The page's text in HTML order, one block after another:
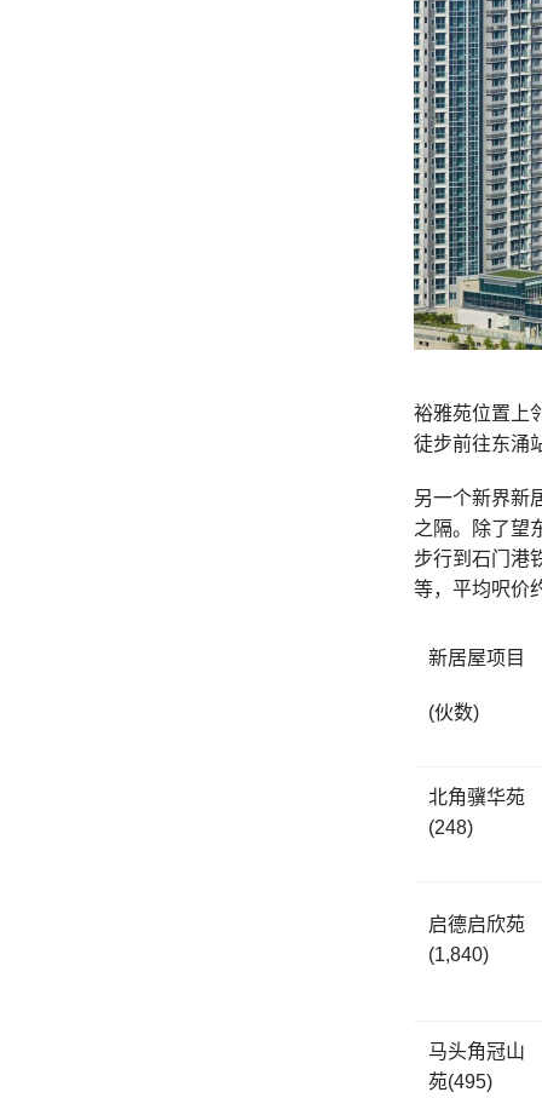
裕雅苑位置上
徒步前往东涌
另一个新界新
之隔。
除了望
步行到石门港
等，平均呎价
新居屋项目
(伙数)
北角骥华苑
(248)
启德启欣苑
(1,840)
马头角冠山
苑(495)